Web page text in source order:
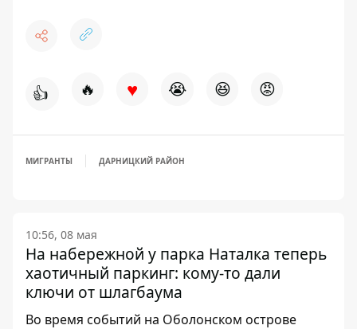
👍 🔥 ♥ 😭 😆 😡
МИГРАНТЫ ДАРНИЦКИЙ РАЙОН
10:56, 08 мая
На набережной у парка Наталка теперь
хаотичный паркинг: кому-то дали
ключи от шлагбаума
Во время событий на Оболонском острове